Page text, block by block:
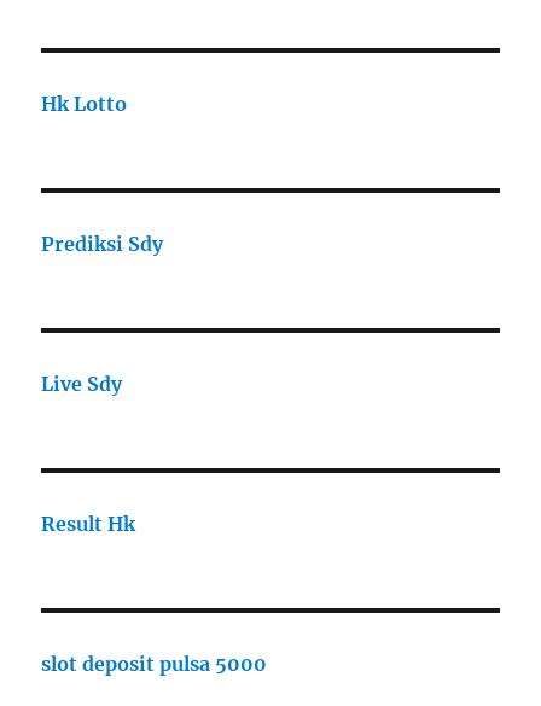
Hk Lotto
Prediksi Sdy
Live Sdy
Result Hk
slot deposit pulsa 5000